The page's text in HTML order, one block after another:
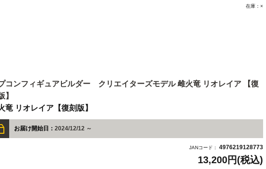
在庫：×
コンフィギュアビルダー クリエイターズモデル 雌火竜 リオレイア 【復
】
竜 リオレイア【復刻版】
お届け開始日： 2024/12/12 ～
JANコード： 4976219128773
13,200円(税込)